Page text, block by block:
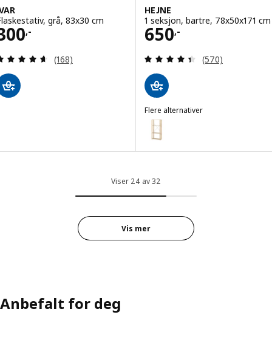
grå, 83x30 cm
,-
300,-
Gjennomgang: 4.6 av 5 stjerner. Samlede
(168)
HEJNE
1 seksjon, bartre, 78x50x171 cm
650,-
Pris 650,-
Gjennomgang:
(570)
Flere alternativer
HEJNE
Alternativ: HEJNE, 1 seksjon,
Viser 24 av 32
Vis mer
Anbefalt for deg